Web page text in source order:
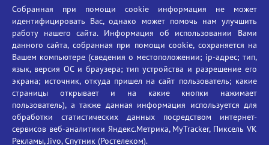
Противодействие угрозам информационной безопасности
Социальные ролики - Генеральная прокуратура РФ
Противодействие коррупции
БГУ против наркотиков
Брянский государственный университет
имени академика И.Г. Петровского
Время работы: пн-пт 09:00-18:00
E-mail: bryanskgu@mail.ru
Телефон: +7(4832)58-90-85
Собранная при помощи cookie информация не может
идентифицировать Вас, однако может помочь нам улучшить
работу нашего сайта. Информация об использовании Вами
данного сайта, собранная при помощи cookie, сохраняется на
Вашем компьютере (сведения о местоположении; ip-адрес; тип,
язык, версия ОС и браузера; тип устройства и разрешение его
экрана; источник, откуда пришел на сайт пользователь; какие
страницы открывает и на какие кнопки нажимает
пользователь), а также данная информация используется для
обработки статистических данных посредством интернет-
сервисов веб-аналитики Яндекс.Метрика, MyTracker, Пиксель VK
Рекламы, Jivo, Спутник (Ростелеком).